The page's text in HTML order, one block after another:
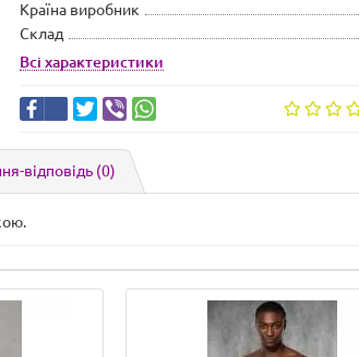
Країна виробник
Склад
Всі характеристики
відповідь (0)